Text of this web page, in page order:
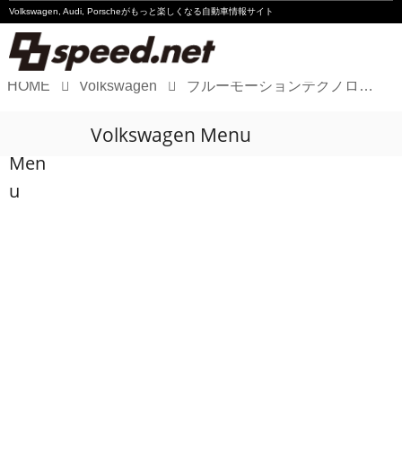
Volkswagen, Audi, Porscheがもっと楽しくなる自動車情報サイト
Audi
HOME Volkswagen ブルーモーションテクノロジー搭載のポロ登場!
Men
u
Volkswagen Menu